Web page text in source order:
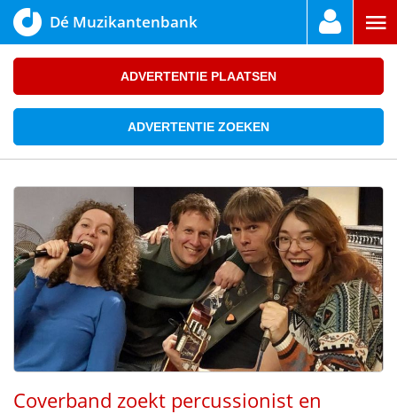
Dé Muzikantenbank
ADVERTENTIE PLAATSEN
ADVERTENTIE ZOEKEN
Coverband zoekt percussionist en